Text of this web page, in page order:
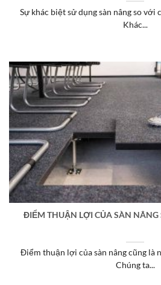
Sự khác biệt sử dụng sàn nâng so
Khác...
ĐIỂM THUẬN LỢI CỦA SÀN
Điểm thuận lợi của sàn nâng cũng là
Chúng ta...